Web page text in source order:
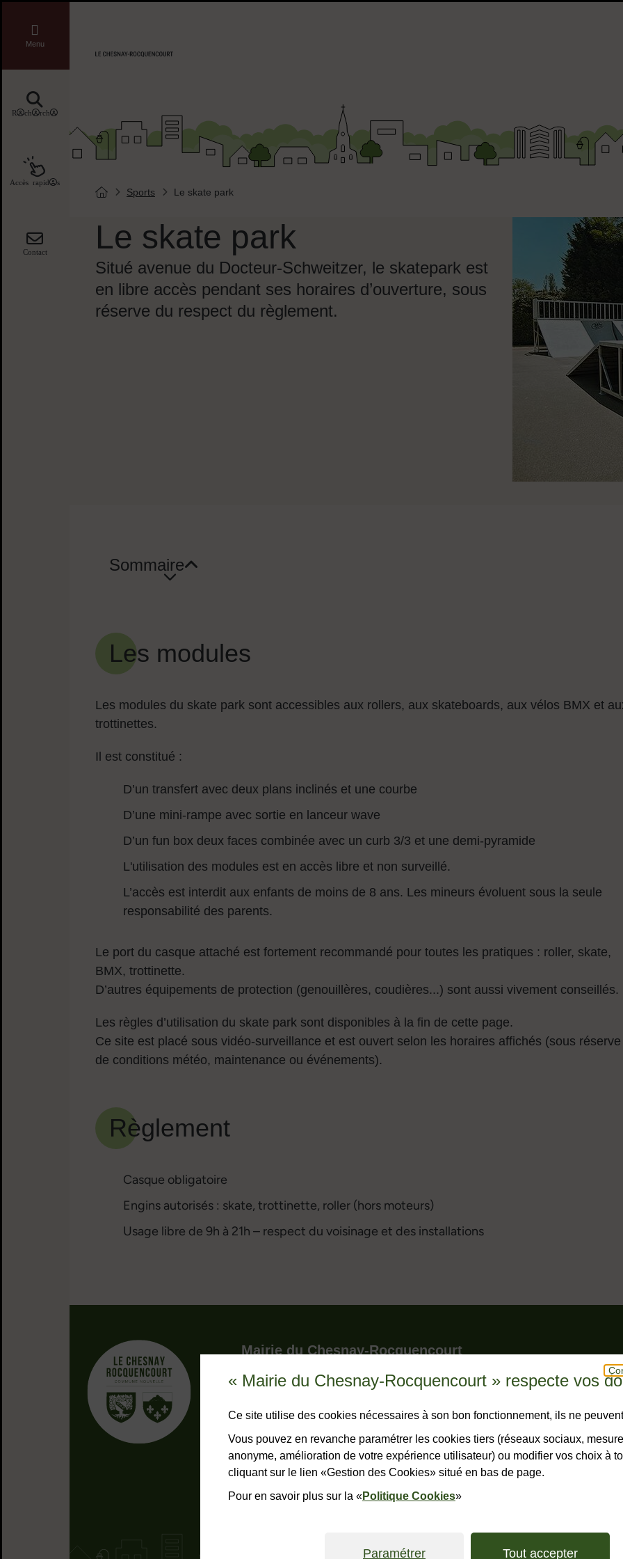
« Mairie du Chesnay-Rocquencourt » respecte vos
Ce site utilise des cookies nécessaires à son bon fonctionnement, ils ne
Vous pouvez en revanche paramétrer les cookies tiers (réseaux sociaux,
anonyme, amélioration de votre expérience utilisateur) ou modifier vos choix à
cliquant sur le lien «Gestion des Cookies» situé en bas de page.
Pour en savoir plus sur la «Politique Cookies»
Paramétrer Tout accepter
Menu
Recherche
Accès rapides
Contact Le skate park
Situé avenue du Docteur-Schweitzer, le skatepark est
en libre accès pendant ses horaires d’ouverture, sous
réserve du respect du règlement.
Vous êtes ici :
Page d'accueil du site
Sports Le skate park
Sommaire
Les modules
Les modules du skate park sont accessibles aux rollers, aux skateboards, aux vélos BMX et
trottinettes.
Il est constitué :
D’un transfert avec deux plans inclinés et une courbe
D’une mini-rampe avec sortie en lanceur wave
D’un fun box deux faces combinée avec un curb 3/3 et une demi-pyramide
L'utilisation des modules est en accès libre et non surveillé.
L’accès est interdit aux enfants de moins de 8 ans. Les mineurs évoluent sous la seule
responsabilité des parents.
Le port du casque attaché est fortement recommandé pour toutes les pratiques : roller, skate,
BMX, trottinette.
D’autres équipements de protection (genouillères, coudières...) sont aussi vivement conseillés.
Les règles d’utilisation du skate park sont disponibles à la fin de cette page.
Ce site est placé sous vidéo-surveillance et est ouvert selon les horaires affichés (sous réserve
de conditions météo, maintenance ou événements).
Règlement
Casque obligatoire
Engins autorisés : skate, trottinette, roller (hors moteurs)
Usage libre de 9h à 21h – respect du voisinage et des installations
Adresse dans le pied de page
Mairie du Chesnay-Rocquencourt
9, rue Pottier - BP 150 - Le Chesnay
Bouton téléphone
01 39 23 23 23
NOUS CONTACTER
Mentions légalesAccessibilité : non conforme